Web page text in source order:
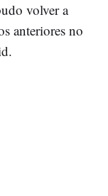
volver a
anteriores no